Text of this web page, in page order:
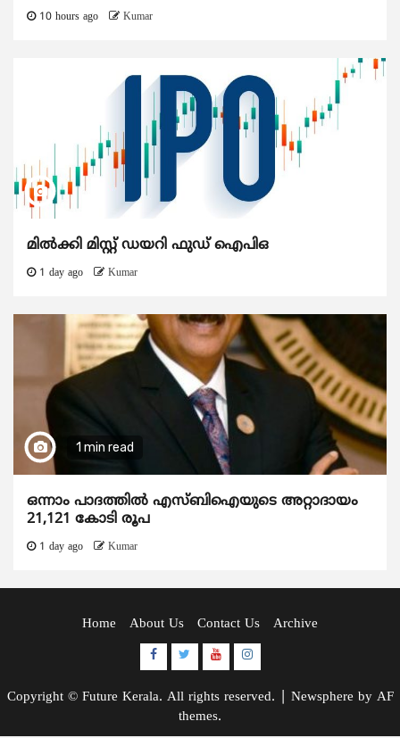
10 hours ago Kumar
മിൽക്കി മിസ്റ്റ് ഡയറി ഫുഡ് ഐപിഒ
1 day ago Kumar
1 min read
ഒന്നാം പാദത്തിൽ എസ്ബിഐയുടെ അറ്റാദായം
21,121 കോടി രൂപ
1 day ago Kumar
Home About Us Contact Us Archive
Facebook
TwitterYoutubeInstagram
Copyright © Future Kerala. All rights reserved. Newsphere by AF
themes.